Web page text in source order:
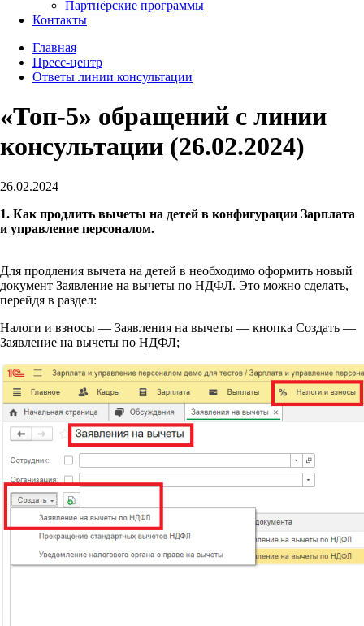
Партнёрские программы
Контакты
Главная
Пресс-центр
Ответы линии консультации
«Топ-5» обращений с линии
консультации (26.02.2024)
26.02.2024
1. Как продлить вычеты на детей в конфигурации Зарплата
и управление персоналом.
Для продления вычета на детей в необходимо оформить новый
документ Заявление на вычеты по НДФЛ. Это можно сделать,
перейдя в раздел:
Налоги и взносы — Заявления на вычеты — кнопка Создать —
Заявление на вычеты по НДФЛ;